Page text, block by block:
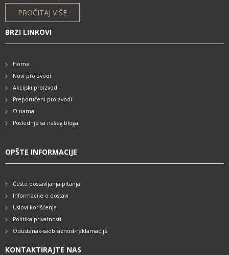
PROČITAJ VIŠE
BRZI LINKOVI
Home
Novi proizvodi
Akcijski proizvodi
Preporučeni proizvodi
O nama
Poslednje sa našeg bloga
OPŠTE INFORMACIJE
Često postavljanja pitanja
Informacije o dostavi
Uslovi korišćenja
Politika privatnosti
Odustanak-saobraznost-reklamacije
KONTAKTIRAJTE NAS